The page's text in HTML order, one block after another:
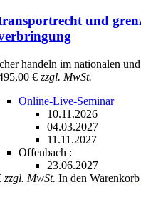
und
handeln im nationalen
€ zzgl. MwSt.
Online-Live-Seminar
10.11.2026
04.03.2027
11.11.2027
Offenbach :
23.06.2027
zzgl. MwSt. In den Warenkorb